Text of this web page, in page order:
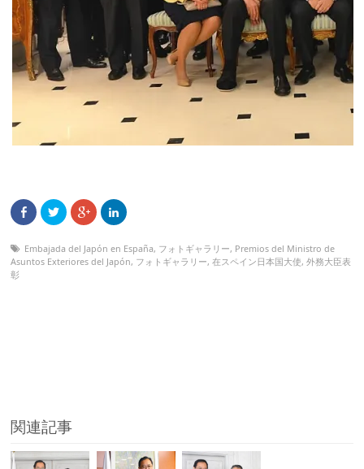
Embajada del Japón en España, フォトギャラリー, Premios del Ministro de
Asuntos Exteriores del Japón, フォトギャラリー,在スペイン日本国大使,外務大臣表
彰
関連記事